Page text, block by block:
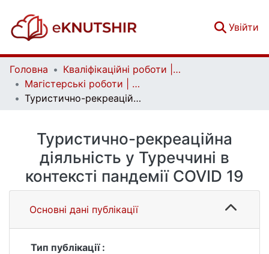
Увійти
Головна
Кваліфікаційні роботи | Qualifying works
Магістерські роботи | Master's theses
Туристично-рекреаційна діяльність у Туреччині в контексті пандемії COVID 19
Туристично-рекреаційна
діяльність у Туреччині в
контексті пандемії COVID 19
Основні дані публікації
Тип публікації :